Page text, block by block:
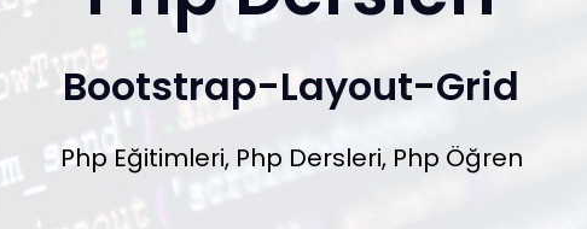
Bootstrap-Layout-Grid
Php Eğitimleri, Php Dersleri, Php Öğren